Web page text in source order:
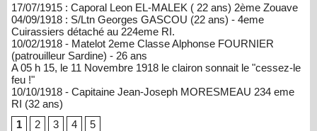
17/07/1915 : Caporal Leon EL-MALEK ( 22 ans) 2ème Zouave
04/09/1918 : S/Ltn Georges GASCOU (22 ans) - 4eme
Cuirassiers détaché au 224eme RI.
10/02/1918 - Matelot 2eme Classe Alphonse FOURNIER
(patrouilleur Sardine) - 26 ans
A 05 h 15, le 11 Novembre 1918 le clairon sonnait le "cessez-le
feu !"
10/10/1918 - Capitaine Jean-Joseph MORESMEAU 234 eme
RI (32 ans)
1
2 3 4 5